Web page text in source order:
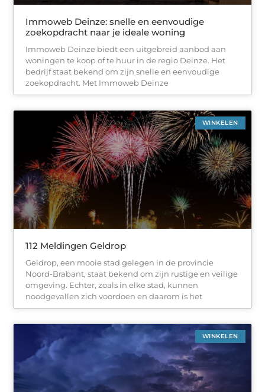
Immoweb Deinze: snelle en eenvoudige
zoekopdracht naar je ideale woning
Immoweb Deinze biedt een uitgebreid aanbod aan
woningen te koop of te huur in de regio Deinze. Het
bedrijf staat bekend om zijn snelle en eenvoudige
zoekopdracht. Met Immoweb Deinze
WINKELEN
112 Meldingen Geldrop
Geldrop, een mooie stad gelegen in de provincie
Noord-Brabant, staat bekend om zijn rustige en veilige
omgeving. Echter, zoals in elke stad, kunnen
noodgevallen zich voordoen en daarom is het
WINKELEN